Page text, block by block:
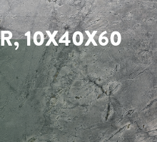
10X40X60